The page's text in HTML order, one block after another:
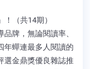
！（共14期）
品牌，無論閱讀率、
年蟬連最多人閱讀的
選金鼎獎優良雜誌推